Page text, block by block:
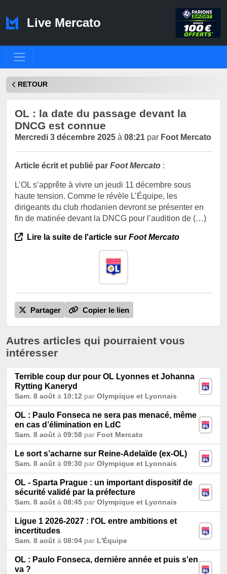
Live Mercato
RETOUR
OL : la date du passage devant la
DNCG est connue
Mercredi 3 décembre 2025 à 08:21 par Foot Mercato
Article écrit et publié par Foot Mercato :
L’OL s’apprête à vivre un jeudi 11 décembre sous
haute tension. Comme le révèle L’Équipe, les
dirigeants du club rhodanien devront se présenter en
fin de matinée devant la DNCG pour l’audition de (…)
Lire la suite de l'article sur Foot Mercato
Partager Copier le lien
Autres articles qui pourraient vous
intéresser
Terrible coup dur pour OL Lyonnes et Johanna
Rytting Kaneryd
Sam. 8 août à 10:12 par Olympique et Lyonnais
OL : Paulo Fonseca ne sera pas menacé, même
en cas d’élimination en LdC
Sam. 8 août à 09:58 par Foot Mercato
Le sort s’acharne sur Reine-Adelaïde (ex-OL)
Sam. 8 août à 09:30 par Olympique et Lyonnais
OL - Sparta Prague : un important dispositif de
sécurité validé par la préfecture
Sam. 8 août à 08:45 par Olympique et Lyonnais
Ligue 1 2026-2027 : l'OL entre ambitions et
incertitudes
Sam. 8 août à 08:04 par L'Équipe
OL : Paulo Fonseca, dernière année et puis s'en
va ?